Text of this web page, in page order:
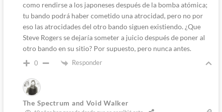
como rendirse a los japoneses después de la bomba atómica;
tu bando podrá haber cometido una atrocidad, pero no por
eso las atrocidades del otro bando siguen existiendo. ¿Que
Steve Rogers se dejaría someter a juicio después de poner al
otro bando en su sitio? Por supuesto, pero nunca antes.
0 Responder
The Spectrum and Void Walker